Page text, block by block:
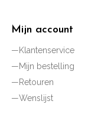
Mijn account
Klantenservice
Mijn bestelling
Retouren
Wenslijst